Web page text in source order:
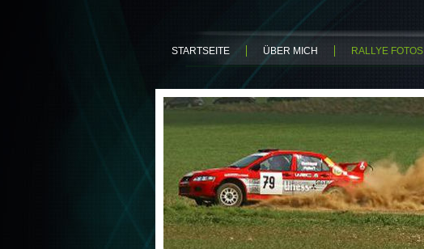
STARTSEITE ÜBER MICH RALLYE FOTOS